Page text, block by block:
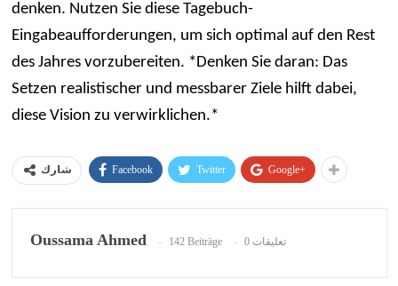
denken. Nutzen Sie diese Tagebuch-
Eingabeaufforderungen, um sich optimal auf den Rest
des Jahres vorzubereiten. *Denken Sie daran: Das
Setzen realistischer und messbarer Ziele hilft dabei,
diese Vision zu verwirklichen.*
شارك Facebook Twitter Google+
Oussama Ahmed 142 Beiträge 0 تعليقات